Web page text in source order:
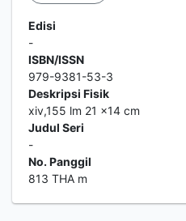
Edisi
-
ISBN/ISSN
979-9381-53-3
Deskripsi Fisik
xiv,155 lm 21 x14 cm
Judul Seri
-
No. Panggil
813 THA m